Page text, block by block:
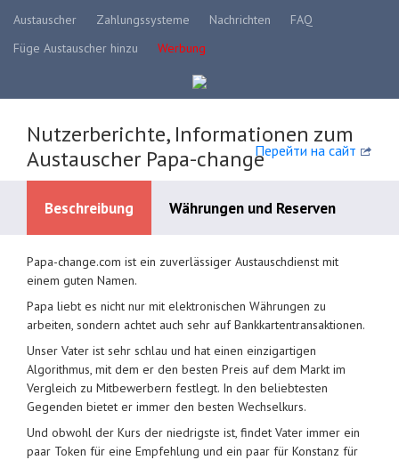
Austauscher Zahlungssysteme Nachrichten
FAQ
Füge Austauscher hinzu
Werbung
Перейти на сайт
Nutzerberichte, Informationen zum
Austauscher Papa-change
Beschreibung Währungen und Reserven
Verfügbare Zahlungssysteme
Papa-change.com ist ein zuverlässiger Austauschdienst mit
einem guten Namen.
Papa liebt es nicht nur mit elektronischen Währungen zu
arbeiten, sondern achtet auch sehr auf Bankkartentransaktionen.
Unser Vater ist sehr schlau und hat einen einzigartigen
Algorithmus, mit dem er den besten Preis auf dem Markt im
Vergleich zu Mitbewerbern festlegt. In den beliebtesten
Gegenden bietet er immer den besten Wechselkurs.
Und obwohl der Kurs der niedrigste ist, findet Vater immer ein
paar Token für eine Empfehlung und ein paar für Konstanz für